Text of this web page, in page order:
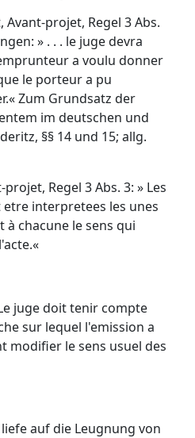
projet, Regel 3 Abs.
» . . . le juge devra
a voulu donner
le porteur a pu
Zum Grundsatz der
im deutschen und
§§ 14 und 15; allg.
Regel 3 Abs. 3: » Les
interpretees les unes
chacune le sens qui
juge doit tenir compte
sur lequel l'emission a
modifier le sens usuel des
auf die Leugnung von